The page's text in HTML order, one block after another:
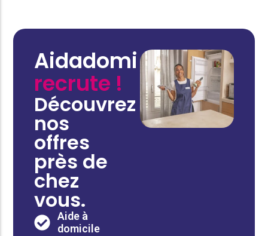
Aidadomi
recrute !
Découvrez
nos
offres
près de
chez
vous.
Aide à
domicile